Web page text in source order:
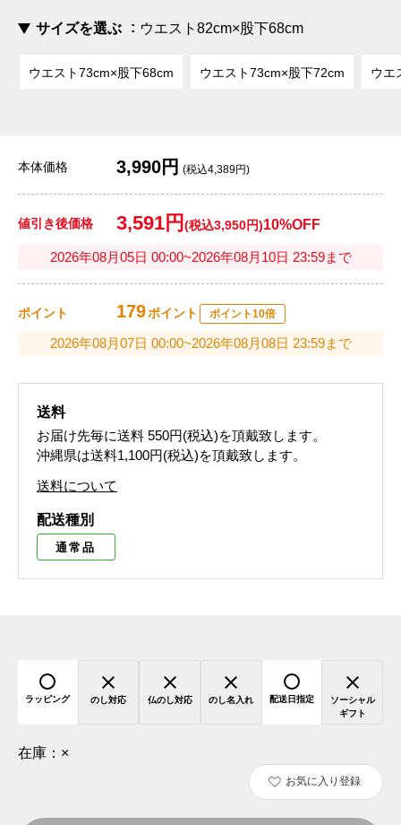
サイズを選ぶ ウエスト82cm×股下68cm
ウエスト73cm×股下68cm ウエスト73cm×股下72cm ウエ
本体価格 3,990円 (税込4,389円)
値引き後価格 3,591円 (税込3,950円)10%OFF
2026年08月05日 00:00~2026年08月10日 23:59まで
ポイント 179ポイント ポイント10倍
2026年08月07日 00:00~2026年08月08日 23:59まで
送料
お届け先毎に送料 550円(税込)を頂戴致します。
沖縄県は送料1,100円(税込)を頂戴致します。
送料について
配送種別
通常品
ラッピング のし対応 仏のし対応 のし名入れ 配送日指定
ソーシャル
ギフト
在庫： ×
お気に入り登録